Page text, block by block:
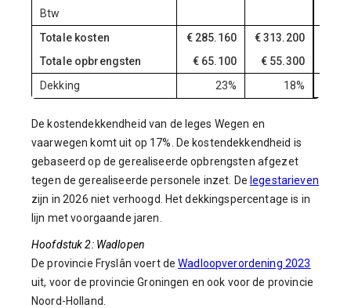
Btw
Totale kosten
€ 285.160 € 313.200
Totale opbrengsten
€ 65.100 € 55.300
Dekking
23% 18%
De kostendekkendheid van de leges Wegen en
vaarwegen komt uit op 17%. De kostendekkendheid is
gebaseerd op de gerealiseerde opbrengsten afgezet
tegen de gerealiseerde personele inzet. De legestarieven
zijn in 2026 niet verhoogd. Het dekkingspercentage is in
lijn met voorgaande jaren.
Hoofdstuk 2: Wadlopen
De provincie Fryslân voert deWadloopverordening 2023
uit, voor de provincie Groningen en ook voor de provincie
Noord-Holland.